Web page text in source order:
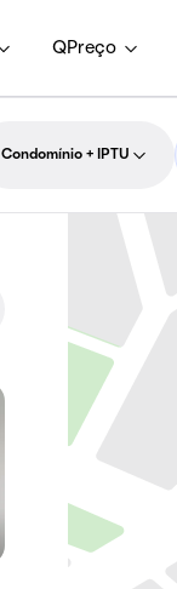
QPreço
Condomínio + IPTU